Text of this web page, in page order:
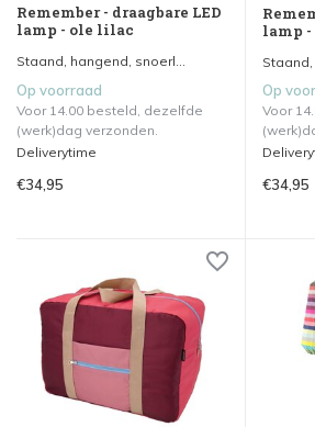
Remember - draagbare LED
lamp - ole lilac
Staand, hangend, snoerl...
Op voorraad
Voor 14.00 besteld, dezelfde
(werk)dag verzonden.
Deliverytime
€34,95
lamp
Staand,
Op
Voor
€34,95